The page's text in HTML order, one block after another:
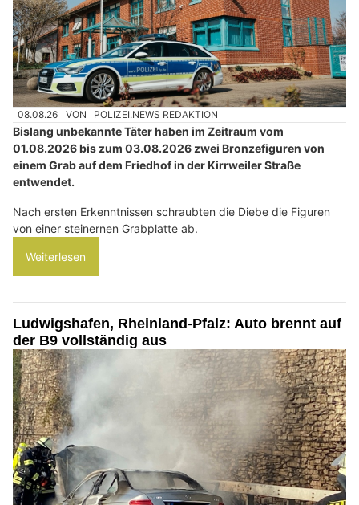
08.08.26 VON POLIZEI.NEWS REDAKTION
Bislang unbekannte Täter haben im Zeitraum vom
01.08.2026 bis zum 03.08.2026 zwei Bronzefiguren von
einem Grab auf dem Friedhof in der Kirrweiler Straße
entwendet.
Nach ersten Erkenntnissen schraubten die Diebe die Figuren
von einer steinernen Grabplatte ab.
Weiterlesen
Ludwigshafen, Rheinland-Pfalz: Auto brennt auf
der B9 vollständig aus